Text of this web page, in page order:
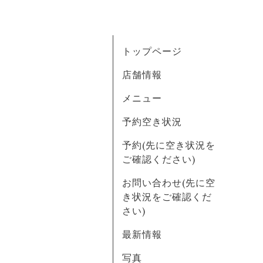
トップページ
店舗情報
メニュー
予約空き状況
予約(先に空き状況を
ご確認ください)
お問い合わせ(先に空
き状況をご確認くだ
さい)
最新情報
写真